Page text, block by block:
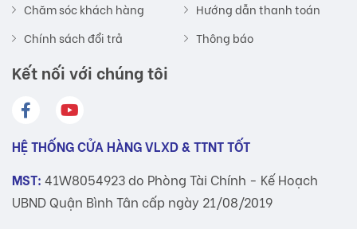
Chăm sóc khách hàng
Chính sách đổi trả
Hướng dẫn thanh toán
Thông báo
Kết nối với chúng tôi
HỆ THỐNG CỬA HÀNG VLXD & TTNT TỐT
MST: 41W8054923 do Phòng Tài Chính - Kế Hoạch
UBND Quận Bình Tân cấp ngày 21/08/2019